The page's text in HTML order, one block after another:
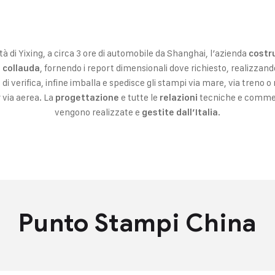
di Yixing, a circa 3 ore di automobile da Shanghai, l’azienda
, fornendo i report dimensionali dove richiesto,
verifica, infine imballa e spedisce gli stampi via mare, via treno o
aerea. La progettazione e tutte le relazioni tecniche e
vengono realizzate e gestite dall’Italia.
Punto Stampi China